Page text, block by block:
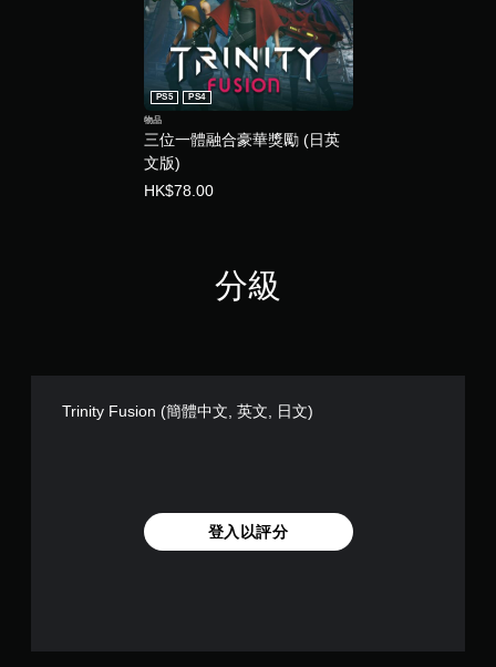
三位一體融合豪華獎勵 (日英
文版)
PS5 PS4
物品
HK$78.00
分級
Trinity Fusion (簡體中文, 英文, 日文)
登入以評分